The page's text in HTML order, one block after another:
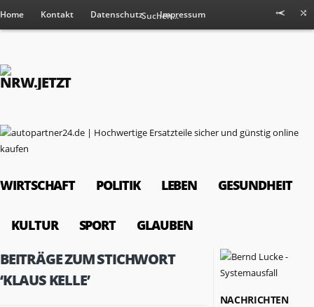
Home Kontakt Datenschutz Impressum
WIRTSCHAFT POLITIK LEBEN GESUNDHEIT
KULTUR SPORT GLAUBEN
BEITRÄGE ZUM STICHWORT
‘KLAUS KELLE’
NACHRICHTEN